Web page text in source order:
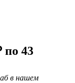
43
в нашем